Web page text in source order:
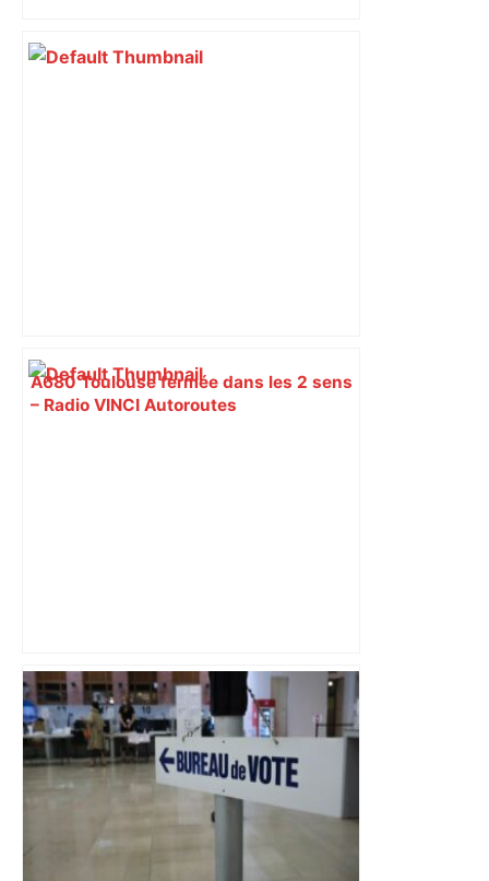
A680 Toulouse fermée dans les 2 sens
– Radio VINCI Autoroutes
"C’est l’une des plus fortes
fréquentations du circuit" : Toulouse
est-elle la capitale du poker amateur –
ladepeche.fr